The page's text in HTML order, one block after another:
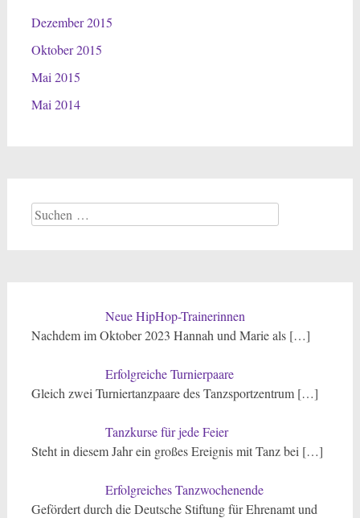
Dezember 2015
Oktober 2015
Mai 2015
Mai 2014
Suchen
nach:
Neue HipHop-Trainerinnen
Nachdem im Oktober 2023 Hannah und Marie als […]
Erfolgreiche Turnierpaare
Gleich zwei Turniertanzpaare des Tanzsportzentrum […]
Tanzkurse für jede Feier
Steht in diesem Jahr ein großes Ereignis mit Tanz bei […]
Erfolgreiches Tanzwochenende
Gefördert durch die Deutsche Stiftung für Ehrenamt und